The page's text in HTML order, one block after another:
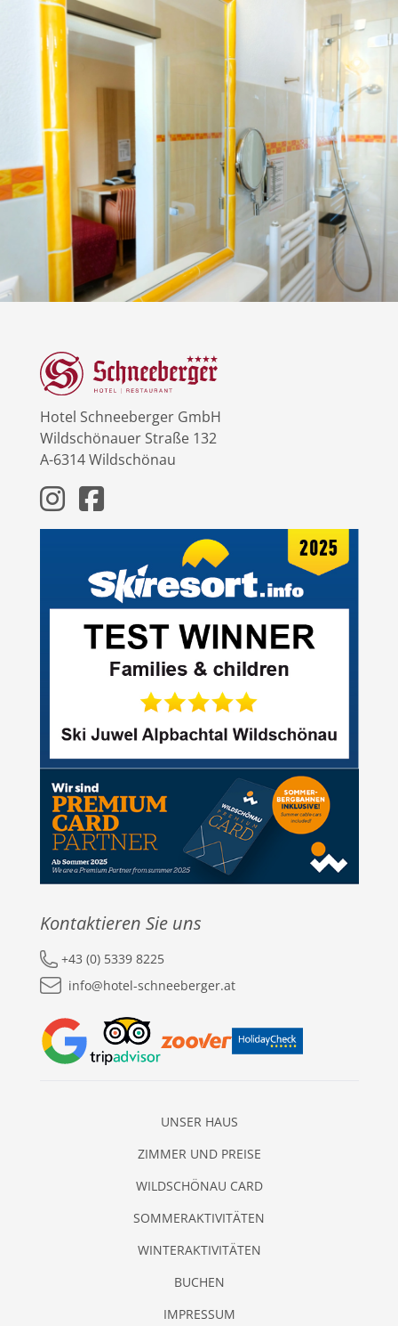
Hotel Schneeberger GmbH
Wildschönauer Straße 132
A-6314 Wildschönau
InstagramFacebook
Kontaktieren Sie uns
+43 (0) 5339 8225
info@hotel-schneeberger.at
UNSER HAUS
ZIMMER UND PREISE
WILDSCHÖNAU CARD
SOMMERAKTIVITÄTEN
WINTERAKTIVITÄTEN
BUCHEN
IMPRESSUM